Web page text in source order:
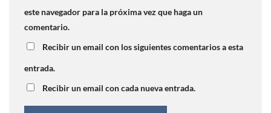
este navegador para la próxima vez que haga un
comentario.
Recibir un email con los siguientes comentarios a esta
entrada.
Recibir un email con cada nueva entrada.